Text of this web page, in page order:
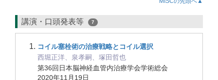
講演・口頭発表等 7
コイル塞栓術の治療戦略とコイル選択
西堀正洋、泉孝嗣、塚田哲也
第36回日本脳神経血管内治療学会学術総会
2020年11月19日